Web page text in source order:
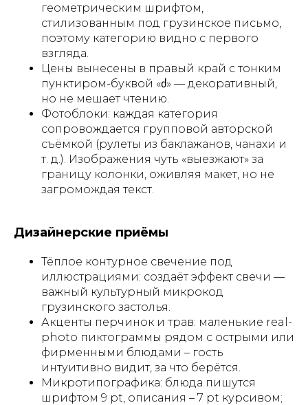
геометрическим шрифтом,
стилизованным под грузинское письмо,
поэтому категорию видно с первого
взгляда.
Цены вынесены в правый край с тонким
пунктиром-буквой «ძ» — декоративный,
но не мешает чтению.
Фотоблоки: каждая категория
сопровождается групповой авторской
съёмкой (рулеты из баклажанов, чанахи и
т. д.). Изображения чуть «выезжают» за
границу колонки, оживляя макет, но не
загромождая текст.
Дизайнерские приёмы
Тёплое контурное свечение под
иллюстрациями: создаёт эффект свечи —
важный культурный микрокод
грузинского застолья.
Акценты перчинок и трав: маленькие real-
photo пиктограммы рядом с острыми или
фирменными блюдами – гость
интуитивно видит, за что берётся.
Микротипографика: блюда пишутся
шрифтом 9 pt, описания – 7 pt курсивом;